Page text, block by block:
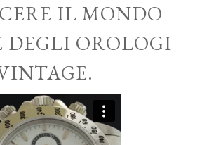
IL MONDO
DEGLI OROLOGI